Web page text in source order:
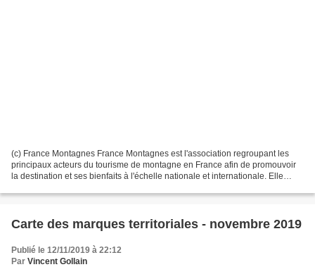
(c) France Montagnes France Montagnes est l'association regroupant les
principaux acteurs du tourisme de montagne en France afin de promouvoir
la destination et ses bienfaits à l'échelle nationale et internationale. Elle
Carte des marques territoriales - novembre 2019
Publié le 12/11/2019 à 22:12
Par Vincent Gollain